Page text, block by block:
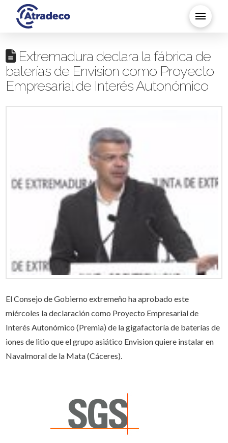
Extremadura declara la fábrica de
baterías de Envision como Proyecto
Empresarial de Interés Autonómico
El Consejo de Gobierno extremeño ha aprobado este
miércoles la declaración como Proyecto Empresarial de
Interés Autonómico (Premia) de la gigafactoría de baterías de
iones de litio que el grupo asiático Envision quiere instalar en
Navalmoral de la Mata (Cáceres).